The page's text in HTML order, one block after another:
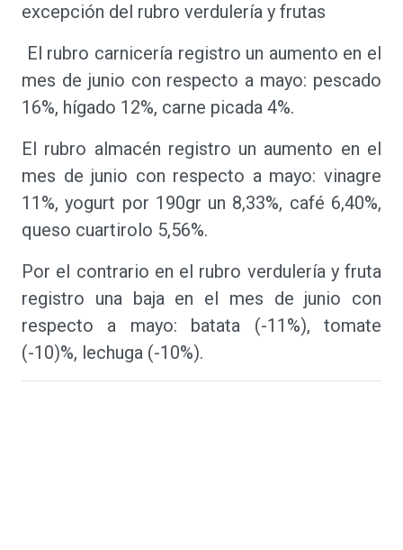
excepción del rubro verdulería y frutas
El rubro carnicería registro un aumento en el
mes de junio con respecto a mayo: pescado
16%, hígado 12%, carne picada 4%.
El rubro almacén registro un aumento en el
mes de junio con respecto a mayo: vinagre
11%, yogurt por 190gr un 8,33%, café 6,40%,
queso cuartirolo 5,56%.
Por el contrario en el rubro verdulería y fruta
registro una baja en el mes de junio con
respecto a mayo: batata (-11%), tomate
(-10)%, lechuga (-10%).